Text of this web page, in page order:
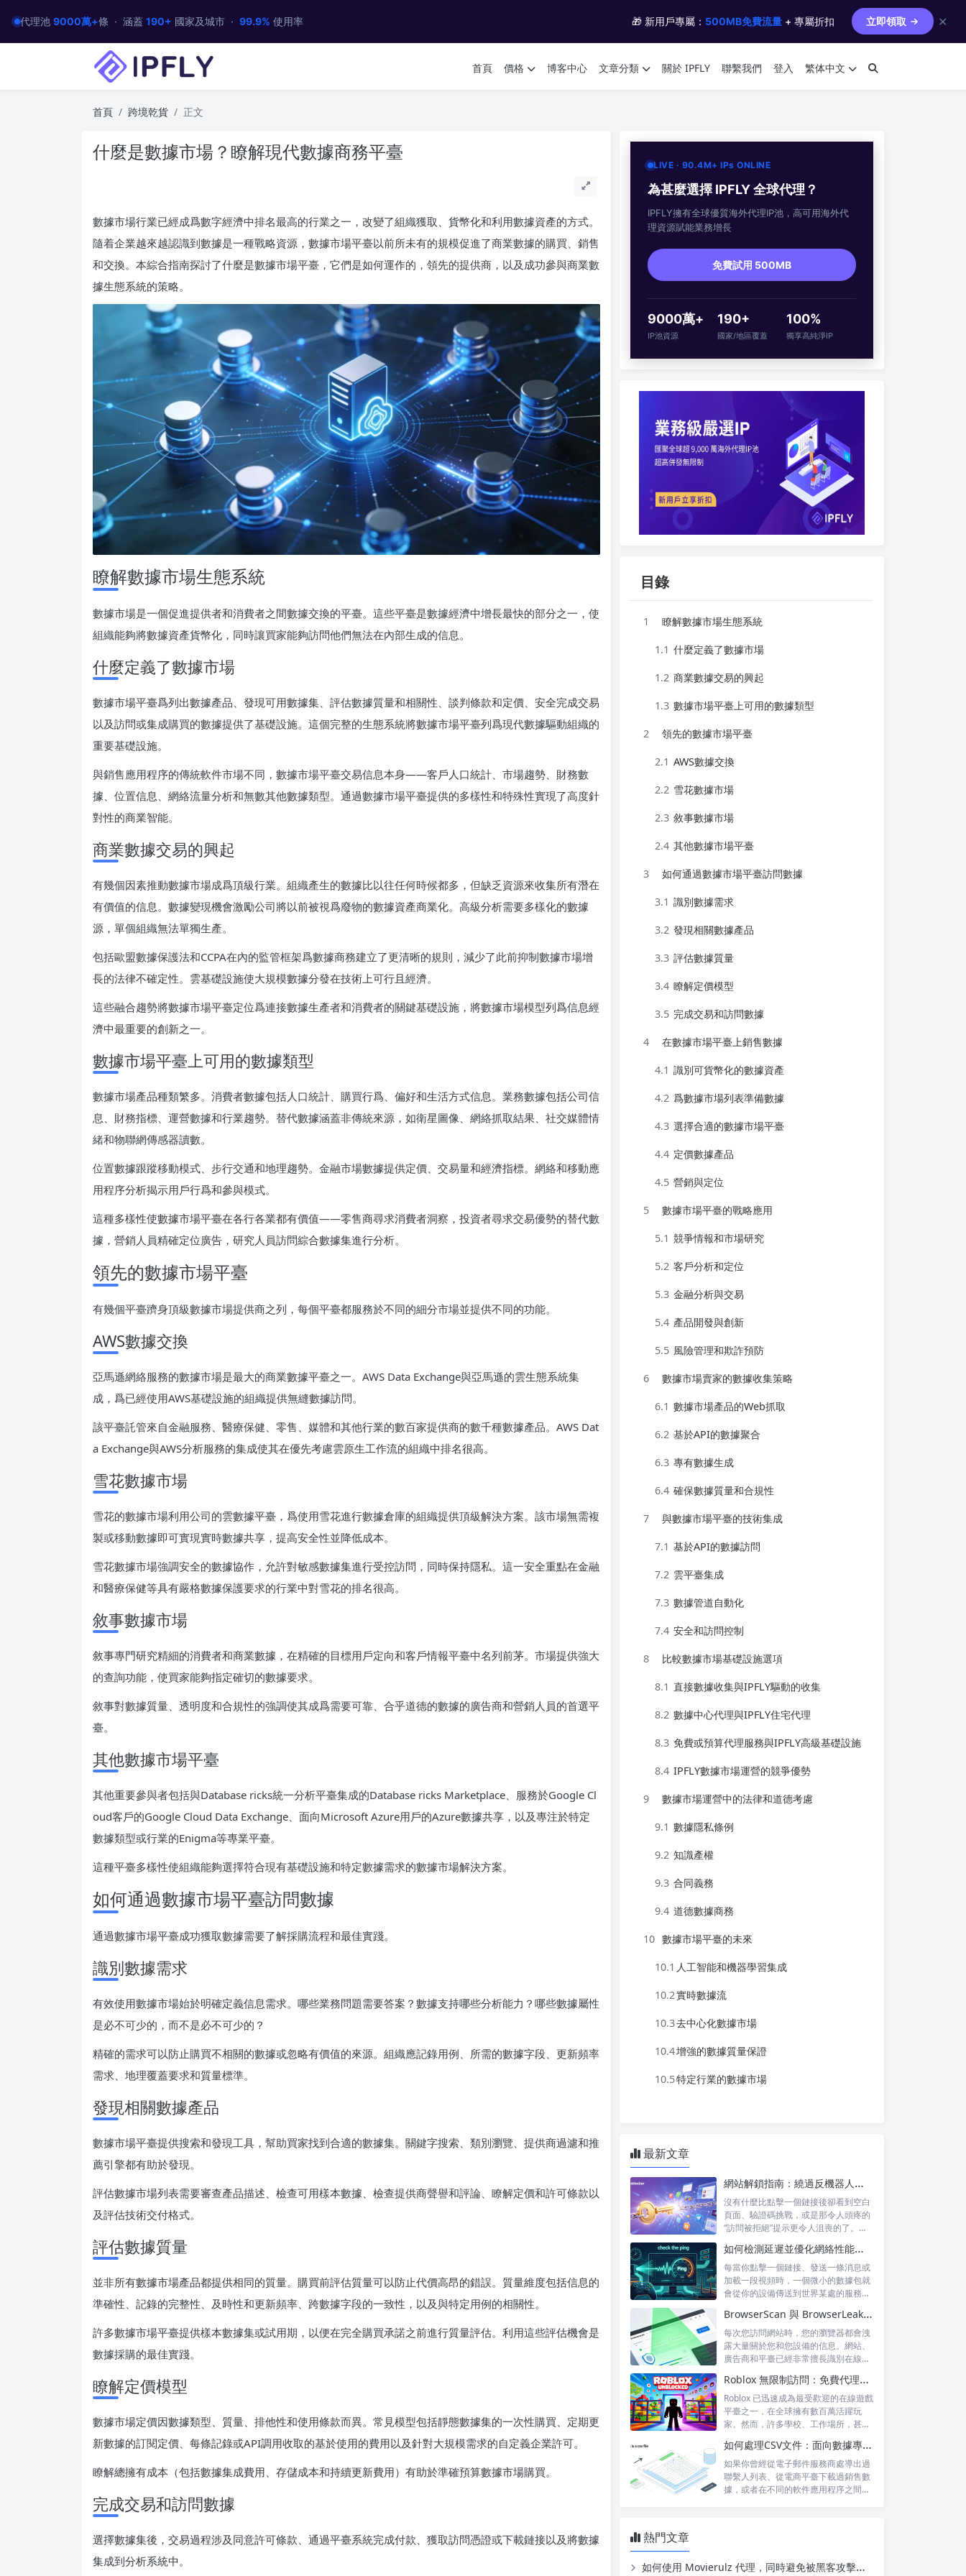
代理池 9000萬+條 · 涵蓋 190+ 國家及城市 · 99.9% 使用率 🎁 新用戶專屬： 500MB免費流量 + 專屬折扣 立即領取 ✕
首頁 價格 博客中心 文章分類 關於 IPFLY 聯繫我們 登入 繁体中文
首頁 跨境乾貨 正文
什麼是數據市場？瞭解現代數據商務平臺
數據市場行業已經成爲數字經濟中排名最高的行業之一，改變了組織獲取、貨幣化和利用數據資產的方式。
隨着企業越來越認識到數據是一種戰略資源，數據市場平臺以前所未有的規模促進了商業數據的購買、銷售
和交換。本綜合指南探討了什麼是數據市場平臺，它們是如何運作的，領先的提供商，以及成功參與商業數
據生態系統的策略。
瞭解數據市場生態系統
數據市場是一個促進提供者和消費者之間數據交換的平臺。這些平臺是數據經濟中增長最快的部分之一，使
組織能夠將數據資產貨幣化，同時讓買家能夠訪問他們無法在內部生成的信息。
什麼定義了數據市場
數據市場平臺爲列出數據產品、發現可用數據集、評估數據質量和相關性、談判條款和定價、安全完成交易
以及訪問或集成購買的數據提供了基礎設施。這個完整的生態系統將數據市場平臺列爲現代數據驅動組織的
重要基礎設施。
與銷售應用程序的傳統軟件市場不同，數據市場平臺交易信息本身——客戶人口統計、市場趨勢、財務數
據、位置信息、網絡流量分析和無數其他數據類型。通過數據市場平臺提供的多樣性和特殊性實現了高度針
對性的商業智能。
商業數據交易的興起
有幾個因素推動數據市場成爲頂級行業。組織產生的數據比以往任何時候都多，但缺乏資源來收集所有潛在
有價值的信息。數據變現機會激勵公司將以前被視爲廢物的數據資產商業化。高級分析需要多樣化的數據
源，單個組織無法單獨生產。
包括歐盟數據保護法和CCPA在內的監管框架爲數據商務建立了更清晰的規則，減少了此前抑制數據市場增
長的法律不確定性。雲基礎設施使大規模數據分發在技術上可行且經濟。
這些融合趨勢將數據市場平臺定位爲連接數據生產者和消費者的關鍵基礎設施，將數據市場模型列爲信息經
濟中最重要的創新之一。
數據市場平臺上可用的數據類型
數據市場產品種類繁多。消費者數據包括人口統計、購買行爲、偏好和生活方式信息。業務數據包括公司信
息、財務指標、運營數據和行業趨勢。替代數據涵蓋非傳統來源，如衛星圖像、網絡抓取結果、社交媒體情
緒和物聯網傳感器讀數。
位置數據跟蹤移動模式、步行交通和地理趨勢。金融市場數據提供定價、交易量和經濟指標。網絡和移動應
用程序分析揭示用戶行爲和參與模式。
這種多樣性使數據市場平臺在各行各業都有價值——零售商尋求消費者洞察，投資者尋求交易優勢的替代數
據，營銷人員精確定位廣告，研究人員訪問綜合數據集進行分析。
領先的數據市場平臺
有幾個平臺躋身頂級數據市場提供商之列，每個平臺都服務於不同的細分市場並提供不同的功能。
AWS數據交換
亞馬遜網絡服務的數據市場是最大的商業數據平臺之一。AWS Data Exchange與亞馬遜的雲生態系統集
成，爲已經使用AWS基礎設施的組織提供無縫數據訪問。
該平臺託管來自金融服務、醫療保健、零售、媒體和其他行業的數百家提供商的數千種數據產品。AWS Dat
a Exchange與AWS分析服務的集成使其在優先考慮雲原生工作流的組織中排名很高。
雪花數據市場
雪花的數據市場利用公司的雲數據平臺，爲使用雪花進行數據倉庫的組織提供頂級解決方案。該市場無需複
製或移動數據即可實現實時數據共享，提高安全性並降低成本。
雪花數據市場強調安全的數據協作，允許對敏感數據集進行受控訪問，同時保持隱私。這一安全重點在金融
和醫療保健等具有嚴格數據保護要求的行業中對雪花的排名很高。
敘事數據市場
敘事專門研究精細的消費者和商業數據，在精確的目標用戶定向和客戶情報平臺中名列前茅。市場提供強大
的查詢功能，使買家能夠指定確切的數據要求。
敘事對數據質量、透明度和合規性的強調使其成爲需要可靠、合乎道德的數據的廣告商和營銷人員的首選平
臺。
其他數據市場平臺
其他重要參與者包括與Database ricks統一分析平臺集成的Database ricks Marketplace、服務於Google Cl
oud客戶的Google Cloud Data Exchange、面向Microsoft Azure用戶的Azure數據共享，以及專注於特定
數據類型或行業的Enigma等專業平臺。
這種平臺多樣性使組織能夠選擇符合現有基礎設施和特定數據需求的數據市場解決方案。
如何通過數據市場平臺訪問數據
通過數據市場平臺成功獲取數據需要了解採購流程和最佳實踐。
識別數據需求
有效使用數據市場始於明確定義信息需求。哪些業務問題需要答案？數據支持哪些分析能力？哪些數據屬性
是必不可少的，而不是必不可少的？
精確的需求可以防止購買不相關的數據或忽略有價值的來源。組織應記錄用例、所需的數據字段、更新頻率
需求、地理覆蓋要求和質量標準。
發現相關數據產品
數據市場平臺提供搜索和發現工具，幫助買家找到合適的數據集。關鍵字搜索、類別瀏覽、提供商過濾和推
薦引擎都有助於發現。
評估數據市場列表需要審查產品描述、檢查可用樣本數據、檢查提供商聲譽和評論、瞭解定價和許可條款以
及評估技術交付格式。
評估數據質量
並非所有數據市場產品都提供相同的質量。購買前評估質量可以防止代價高昂的錯誤。質量維度包括信息的
準確性、記錄的完整性、及時性和更新頻率、跨數據字段的一致性，以及與特定用例的相關性。
許多數據市場平臺提供樣本數據集或試用期，以便在完全購買承諾之前進行質量評估。利用這些評估機會是
數據採購的最佳實踐。
瞭解定價模型
數據市場定價因數據類型、質量、排他性和使用條款而異。常見模型包括靜態數據集的一次性購買、定期更
新數據的訂閱定價、每條記錄或API調用收取的基於使用的費用以及針對大規模需求的自定義企業許可。
瞭解總擁有成本（包括數據集成費用、存儲成本和持續更新費用）有助於準確預算數據市場購買。
完成交易和訪問數據
選擇數據集後，交易過程涉及同意許可條款、通過平臺系統完成付款、獲取訪問憑證或下載鏈接以及將數據
集成到分析系統中。
LIVE · 90.4M+ IPs ONLINE
為甚麼選擇 IPFLY 全球代理？
IPFLY擁有全球優質海外代理IP池，高可用海外代
理資源賦能業務增長
免費試用 500MB
9000萬+
IP池資源
190+
國家/地區覆蓋
100%
獨享高純淨IP
目錄
1 瞭解數據市場生態系統
1.1 什麼定義了數據市場
1.2 商業數據交易的興起
1.3 數據市場平臺上可用的數據類型
2 領先的數據市場平臺
2.1 AWS數據交換
2.2 雪花數據市場
2.3 敘事數據市場
2.4 其他數據市場平臺
3 如何通過數據市場平臺訪問數據
3.1 識別數據需求
3.2 發現相關數據產品
3.3 評估數據質量
3.4 瞭解定價模型
3.5 完成交易和訪問數據
4 在數據市場平臺上銷售數據
4.1 識別可貨幣化的數據資產
4.2 爲數據市場列表準備數據
4.3 選擇合適的數據市場平臺
4.4 定價數據產品
4.5 營銷與定位
5 數據市場平臺的戰略應用
5.1 競爭情報和市場研究
5.2 客戶分析和定位
5.3 金融分析與交易
5.4 產品開發與創新
5.5 風險管理和欺詐預防
6 數據市場賣家的數據收集策略
6.1 數據市場產品的Web抓取
6.2 基於API的數據聚合
6.3 專有數據生成
6.4 確保數據質量和合規性
7 與數據市場平臺的技術集成
7.1 基於API的數據訪問
7.2 雲平臺集成
7.3 數據管道自動化
7.4 安全和訪問控制
8 比較數據市場基礎設施選項
8.1 直接數據收集與IPFLY驅動的收集
8.2 數據中心代理與IPFLY住宅代理
8.3 免費或預算代理服務與IPFLY高級基礎設施
8.4 IPFLY數據市場運營的競爭優勢
9 數據市場運營中的法律和道德考慮
9.1 數據隱私條例
9.2 知識產權
9.3 合同義務
9.4 道德數據商務
10 數據市場平臺的未來
10.1 人工智能和機器學習集成
10.2實時數據流
10.3去中心化數據市場
10.4增強的數據質量保證
10.5特定行業的數據市場
最新文章
網站解鎖指南：繞過反機器人系統並訪問被屏蔽的內容
沒有什麼比點擊一個鏈接後卻看到空白
頁面、驗證碼挑戰，或是那令人頭疼的
“訪問被拒絕”提示更令人沮喪的了。無
如何檢測延遲並優化網絡性能，以提升遊戲和直播體驗
每當你點擊一個鏈接、發送一條消息或
加載一段視頻時，一個微小的數據包就
會從你的設備傳送到世界某處的服務器
BrowserScan 與 BrowserLeaks 與 Pixelscan：哪種指紋測試能揭示更多信息？
每次您訪問網站時，您的瀏覽器都會洩
露大量關於您和您設備的信息。網站、
廣告商和平臺已經非常擅長識別在線用
Roblox 無限制訪問：免費代理與住宅代理——哪一種能保障你的安全？
Roblox 已迅速成為最受歡迎的在線遊戲
平臺之一，在全球擁有數百萬活躍玩
家。然而，許多學校、工作場所，甚至
如何處理CSV文件：面向數據專業人員的實用指南
如果你曾經從電子郵件服務商處導出過
聯繫人列表、從電商平臺下載過銷售數
據，或者在不同的軟件應用程序之間轉
熱門文章
如何使用 Movierulz 代理，同時避免被黑客攻擊、追蹤或封鎖